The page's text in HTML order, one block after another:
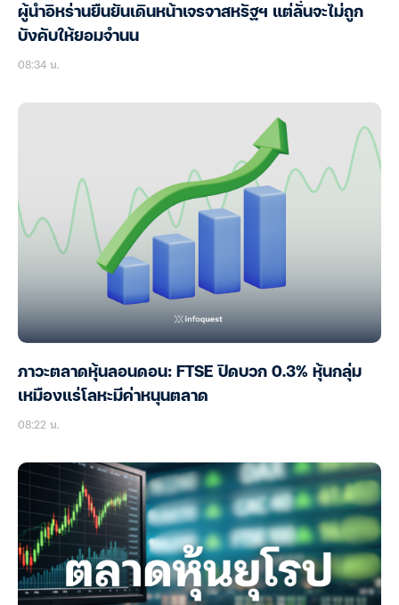
ผู้นำอิหร่านยืนยันเดินหน้าเจรจาสหรัฐฯ แต่ลั่นจะไม่ถูก
บังคับให้ยอมจำนน
08:34 น.
ภาวะตลาดหุ้นลอนดอน: FTSE ปิดบวก 0.3% หุ้นกลุ่ม
เหมืองแร่โลหะมีค่าหนุนตลาด
08:22 น.